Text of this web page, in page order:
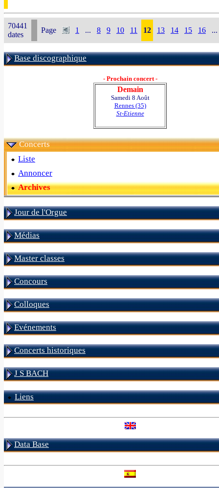
70441
dates
Page 1 ... 8 9 10 11 12 13 14 15 16 ...
Base discographique
- Prochain concert -
Demain
Samedi 8 Août
Rennes (35)
St-Etienne
Concerts
Liste
Annoncer
Archives
Jour de l'Orgue
Médias
Master classes
Concours
Colloques
Evénements
Concerts historiques
J S BACH
Liens
Data Base